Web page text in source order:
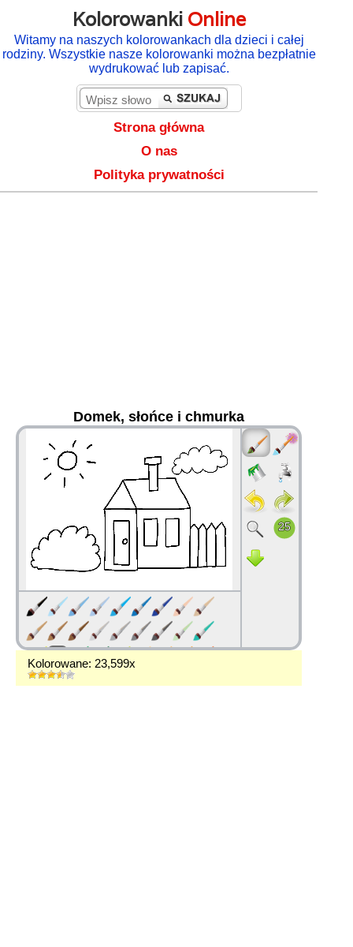
Kolorowanki Online
Witamy na naszych kolorowankach dla dzieci i całej
rodziny. Wszystkie nasze kolorowanki można bezpłatnie
wydrukować lub zapisać.
Strona główna
O nas
Polityka prywatności
Domek, słońce i chmurka
Kolorowane: 23,599x